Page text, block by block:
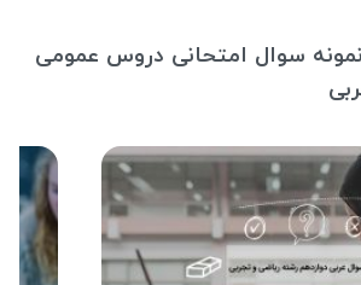
سوال امتحانی دروس عمومی